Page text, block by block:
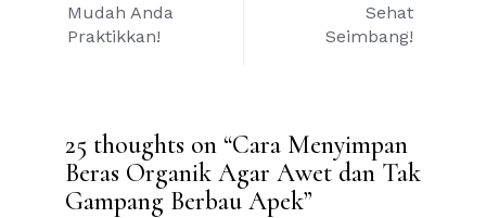
Mudah Anda
Praktikkan!
Sehat
Seimbang!
25 thoughts on “Cara Menyimpan
Beras Organik Agar Awet dan Tak
Gampang Berbau Apek”